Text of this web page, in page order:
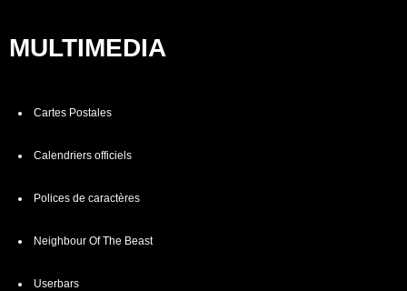
MULTIMEDIA
Cartes Postales
Calendriers officiels
Polices de caractères
Neighbour Of The Beast
Userbars